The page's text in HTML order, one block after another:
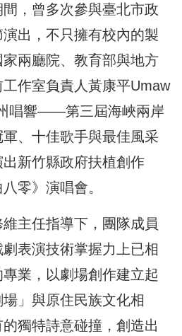
，曾多次參與臺北市政
出，不只擁有校內的製
兩廳院、教育部與地方
作室負責人黃康平Umaw
唱響——第三屆海峽兩岸
、十佳歌手與最佳風采
新竹縣政府扶植創作
零》演唱會。
主任指導下，團隊成員
表演技術掌握力上已相
業，以劇場創作建立起
」與原住民族文化相
獨特詩意碰撞，創造出